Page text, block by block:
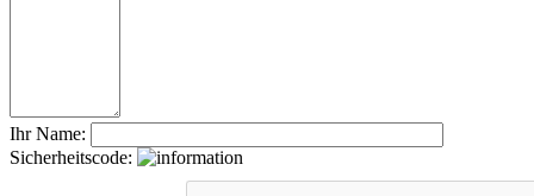
Ihr Name:
Sicherheitscode: